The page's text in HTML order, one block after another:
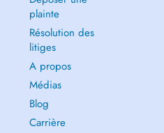
plainte
Résolution des
litiges
A propos
Médias
Blog
Carrière